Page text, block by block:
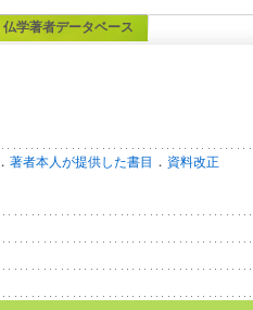
仏学著者データベース
． 著者本人が提供した書目 ． 資料改正